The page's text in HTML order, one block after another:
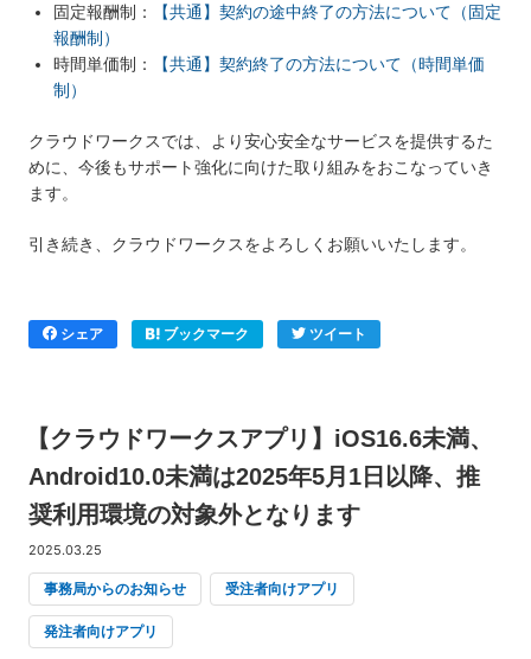
固定報酬制：
【共通】契約の途中終了の方法について（固定
報酬制）
時間単価制：
【共通】契約終了の方法について（時間単価
制）
クラウドワークスでは、より安心安全なサービスを提供するた
めに、今後もサポート強化に向けた取り組みをおこなっていき
ます。
引き続き、クラウドワークスをよろしくお願いいたします。
シェア ブックマーク ツイート
【クラウドワークスアプリ】iOS16.6未満、
Android10.0未満は2025年5月1日以降、推
奨利用環境の対象外となります
2025.03.25
事務局からのお知らせ 受注者向けアプリ
発注者向けアプリ